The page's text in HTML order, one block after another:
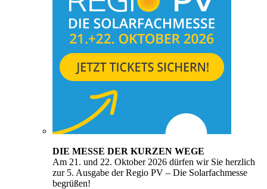
DIE MESSE DER KURZEN WEGE
Am 21. und 22. Oktober 2026 dürfen wir Sie herzlich
zur 5. Ausgabe der Regio PV – Die Solarfachmesse
begrüßen!